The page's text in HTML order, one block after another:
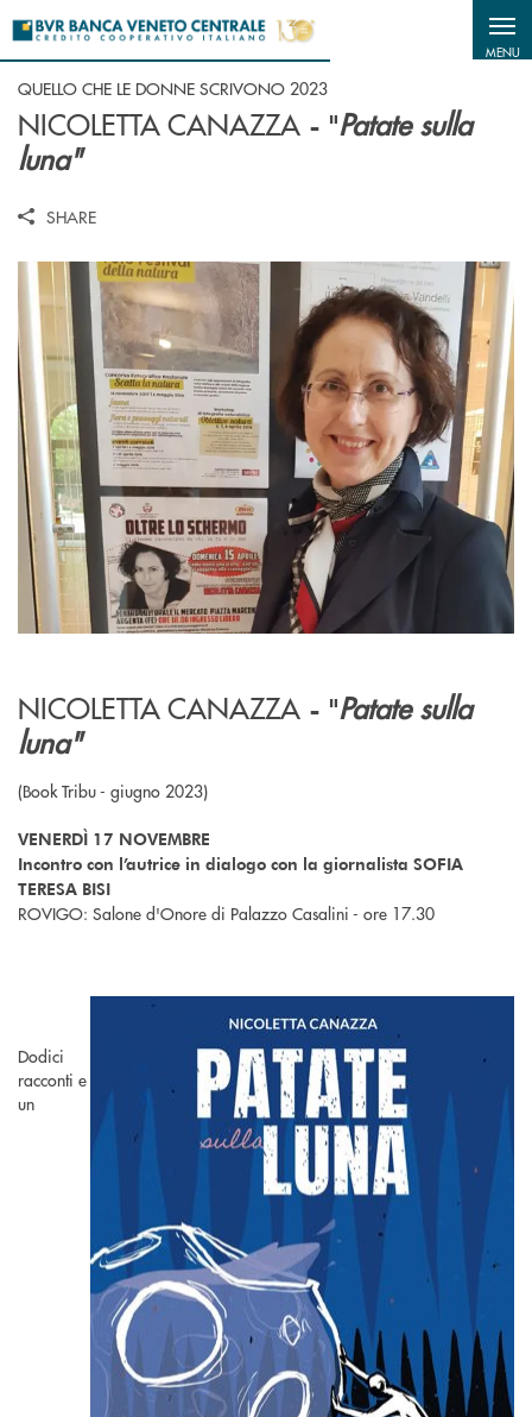
MENU
QUELLO CHE LE DONNE SCRIVONO 2023
NICOLETTA CANAZZA - "Patate sulla
luna"
SHARE
NICOLETTA CANAZZA - "Patate sulla
luna"
(Book Tribu - giugno 2023)
VENERDÌ 17 NOVEMBRE
Incontro con l’autrice in dialogo con la giornalista SOFIA
TERESA BISI
ROVIGO: Salone d'Onore di Palazzo Casalini - ore 17.30
Dodici
racconti e
un